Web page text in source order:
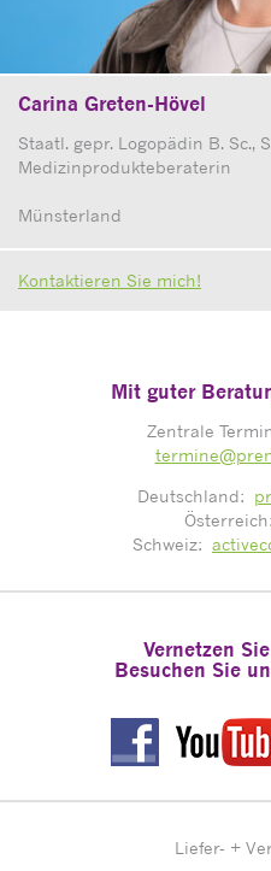
Carina Greten-Hövel
Staatl. gepr. Logopädin B. Sc.,
Medizinprodukteberaterin
Münsterland
Kontaktieren Sie mich!
Mit guter
Zentrale
Deutschland:
Österreich:
Schweiz:
Vernetzen
Besuchen Sie
Liefer- +